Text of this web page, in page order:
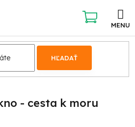
HĽADAŤ
NÁKUPNÝ
KOŠÍK
- cesta k moru